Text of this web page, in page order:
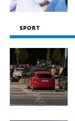
SPORT